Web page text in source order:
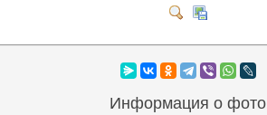
Информация о фото